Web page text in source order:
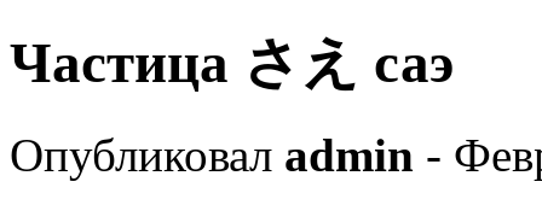
Частица さえ саэ
Опубликовал admin -